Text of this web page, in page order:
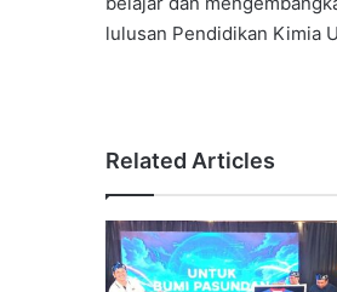
lulusan Pendidikan Kimia
Related Articles